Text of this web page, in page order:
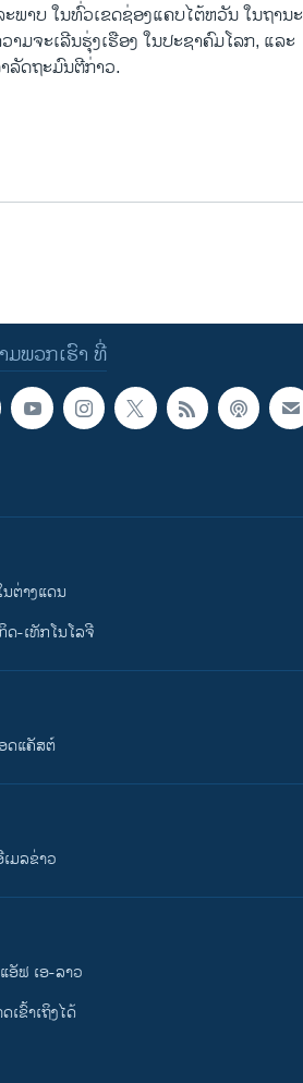
ພາບ​ ໃນ​ທົ່ວ​ເຂດ​ຊ່ອງ​ແຄບ​ໄຕ້​ຫວັນ ໃນຖານະ
ມ​ຈະ​ເລີ​ນຮຸ່ງ​ເຮືອງ​ ໃນ​ປະຊາ​ຄົມ​ໂລກ, ​ແລະ​
ລັດຖະມົນຕີກ່າວ.
ມພວກເຮົາ ທີ່
ຕ່າງແດນ
ດ-ເທັກໂນໂລຈີ
ດແຄັສຕ໌
ມລຂ່າວ
ອັຟ ເອ-ລາວ
ເຂົ້າເຖິງໄດ້